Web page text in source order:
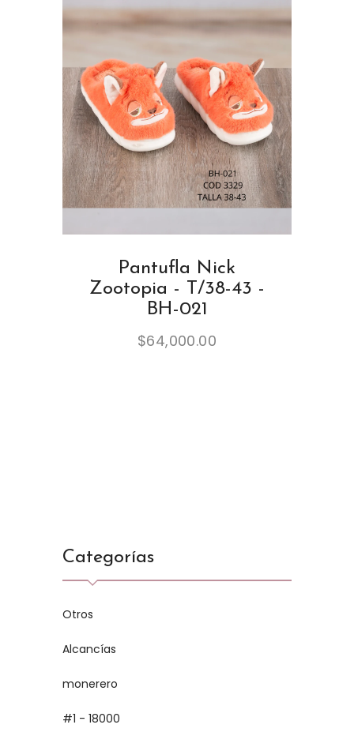
Pantufla Nick
Zootopia - T/38-43 -
BH-021
$64,000.00
Categorías
Otros
Alcancías
monerero
#1 - 18000